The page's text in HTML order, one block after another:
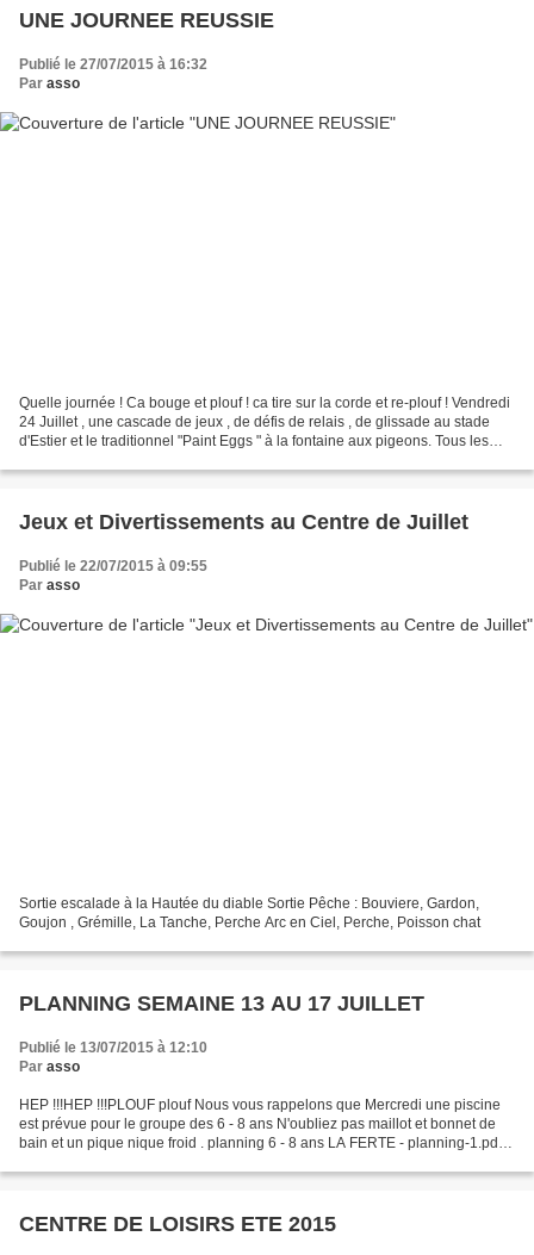
UNE JOURNEE REUSSIE
Publié le 27/07/2015 à 16:32
Par asso
Quelle journée ! Ca bouge et plouf ! ca tire sur la corde et re-plouf ! Vendredi
24 Juillet , une cascade de jeux , de défis de relais , de glissade au stade
d'Estier et le traditionnel "Paint Eggs " à la fontaine aux pigeons. Tous les
Jeux et Divertissements au Centre de Juillet
Publié le 22/07/2015 à 09:55
Par asso
Sortie escalade à la Hautée du diable Sortie Pêche : Bouviere, Gardon,
Goujon , Grémille, La Tanche, Perche Arc en Ciel, Perche, Poisson chat
PLANNING SEMAINE 13 AU 17 JUILLET
Publié le 13/07/2015 à 12:10
Par asso
HEP !!!HEP !!!PLOUF plouf Nous vous rappelons que Mercredi une piscine
est prévue pour le groupe des 6 - 8 ans N'oubliez pas maillot et bonnet de
bain et un pique nique froid . planning 6 - 8 ans LA FERTE - planning-1.pdf
CENTRE DE LOISIRS ETE 2015